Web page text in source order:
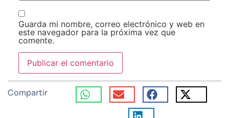
Guarda mi nombre, correo electrónico y web en
este navegador para la próxima vez que
comente.
Compartir